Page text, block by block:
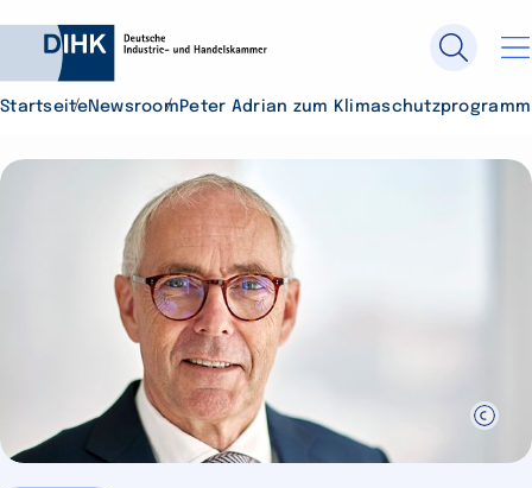
StartseiteNewsroom Peter Adrian zum Klimaschutzprogramm